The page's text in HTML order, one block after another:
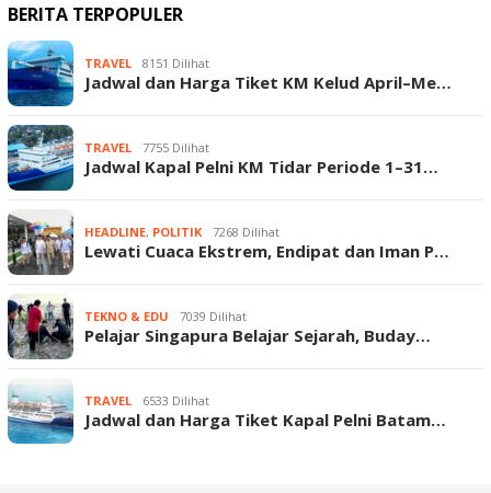
BERITA TERPOPULER
TRAVEL 8151 Dilihat
Jadwal dan Harga Tiket KM Kelud April–Me…
TRAVEL 7755 Dilihat
Jadwal Kapal Pelni KM Tidar Periode 1–31…
HEADLINE, POLITIK 7268 Dilihat
Lewati Cuaca Ekstrem, Endipat dan Iman P…
TEKNO & EDU 7039 Dilihat
Pelajar Singapura Belajar Sejarah, Buday…
TRAVEL 6533 Dilihat
Jadwal dan Harga Tiket Kapal Pelni Batam…